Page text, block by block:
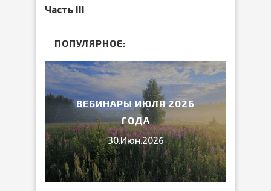
Часть III
ПОПУЛЯРНОЕ:
МИФЫ ДРЕВНЕЙ ГРЕЦИИ
15.Июн.2026